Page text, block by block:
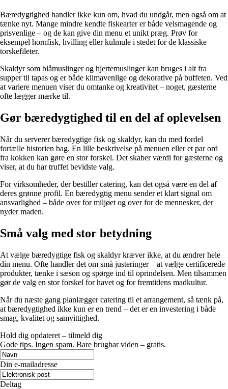
Bæredygtighed handler ikke kun om, hvad du undgår, men også om at
tænke nyt. Mange mindre kendte fiskearter er både velsmagende og
prisvenlige – og de kan give din menu et unikt præg. Prøv for
eksempel hornfisk, hvilling eller kulmule i stedet for de klassiske
torskefileter.
Skaldyr som blåmuslinger og hjertemuslinger kan bruges i alt fra
supper til tapas og er både klimavenlige og dekorative på buffeten. Ved
at variere menuen viser du omtanke og kreativitet – noget, gæsterne
ofte lægger mærke til.
Gør bæredygtighed til en del af oplevelsen
Når du serverer bæredygtige fisk og skaldyr, kan du med fordel
fortælle historien bag. En lille beskrivelse på menuen eller et par ord
fra kokken kan gøre en stor forskel. Det skaber værdi for gæsterne og
viser, at du har truffet bevidste valg.
For virksomheder, der bestiller catering, kan det også være en del af
deres grønne profil. En bæredygtig menu sender et klart signal om
ansvarlighed – både over for miljøet og over for de mennesker, der
nyder maden.
Små valg med stor betydning
At vælge bæredygtige fisk og skaldyr kræver ikke, at du ændrer hele
din menu. Ofte handler det om små justeringer – at vælge certificerede
produkter, tænke i sæson og spørge ind til oprindelsen. Men tilsammen
gør de valg en stor forskel for havet og for fremtidens madkultur.
Når du næste gang planlægger catering til et arrangement, så tænk på,
at bæredygtighed ikke kun er en trend – det er en investering i både
smag, kvalitet og samvittighed.
Hold dig opdateret – tilmeld dig
Gode tips. Ingen spam. Bare brugbar viden – gratis.
Din e-mailadresse
Deltag